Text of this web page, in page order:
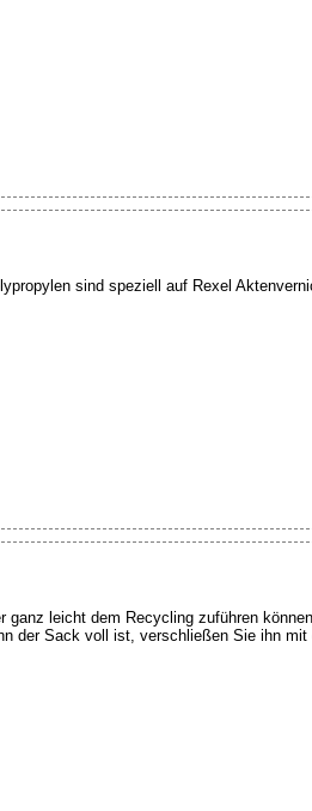
sind speziell auf Rexel
ganz leicht dem Recycling zuführen
der Sack voll ist, verschließen Sie ihn